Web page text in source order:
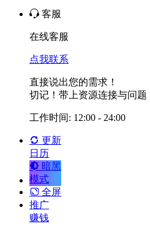
客服
在线客服
点我联系
直接说出您的需求！
切记！带上资源连接与问题
工作时间: 12:00 - 24:00
更新
日历
暗黑
模式
全屏
推广
赚钱